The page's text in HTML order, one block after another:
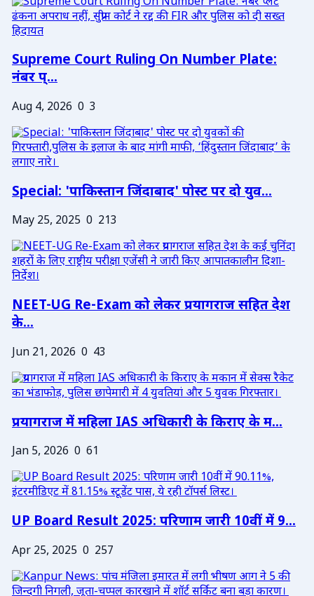
Supreme Court Ruling On Number Plate:
नंबर प्...
Aug 4, 2026 0 3
Special: 'पाकिस्तान जिंदाबाद' पोस्ट पर दो युव...
May 25, 2025 0 213
NEET-UG Re-Exam को लेकर प्रयागराज सहित देश
के...
Jun 21, 2026 0 43
प्रयागराज में महिला IAS अधिकारी के किराए के म...
Jan 5, 2026 0 61
UP Board Result 2025: परिणाम जारी 10वीं में 9...
Apr 25, 2025 0 257